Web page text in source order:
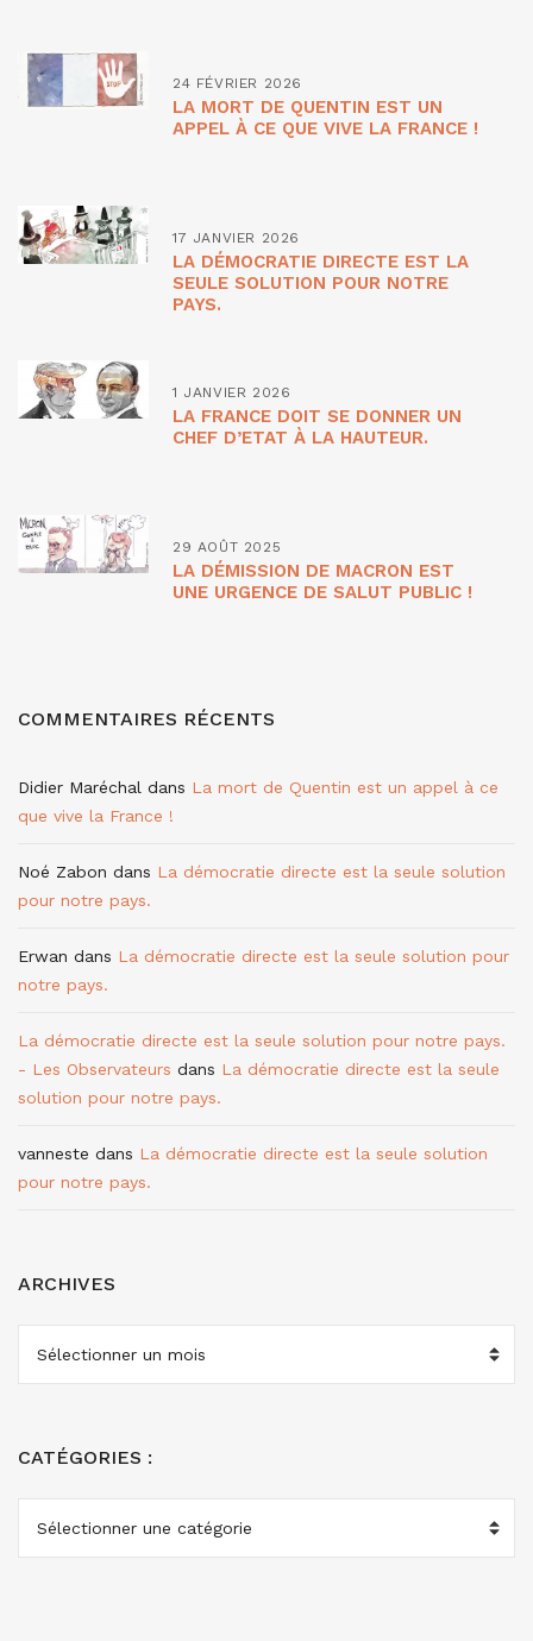
24 FÉVRIER 2026
LA MORT DE QUENTIN EST UN
APPEL À CE QUE VIVE LA FRANCE !
17 JANVIER 2026
LA DÉMOCRATIE DIRECTE EST LA
SEULE SOLUTION POUR NOTRE
PAYS.
1 JANVIER 2026
LA FRANCE DOIT SE DONNER UN
CHEF D’ETAT À LA HAUTEUR.
29 AOÛT 2025
LA DÉMISSION DE MACRON EST
UNE URGENCE DE SALUT PUBLIC !
COMMENTAIRES RÉCENTS
Didier Maréchal dans La mort de Quentin est un appel à ce
que vive la France !
Noé Zabon dans La démocratie directe est la seule solution
pour notre pays.
Erwan dans La démocratie directe est la seule solution pour
notre pays.
La démocratie directe est la seule solution pour notre pays.
- Les Observateurs dans La démocratie directe est la seule
solution pour notre pays.
vanneste dans La démocratie directe est la seule solution
pour notre pays.
ARCHIVES
CATÉGORIES :